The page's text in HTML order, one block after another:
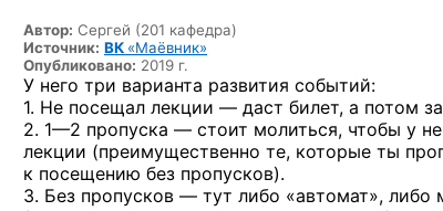
Автор: Сергей (201 кафедра)
Источник: ВК «Маёвник»
Опубликовано: 2019 г.
У него три варианта развития событий:
1. Не посещал лекции — даст билет, а потом
2. 1—2 пропуска — стоит молиться, чтобы у
лекции (преимущественно те, которые ты
к посещению без пропусков).
3. Без пропусков — тут либо «автомат», либо